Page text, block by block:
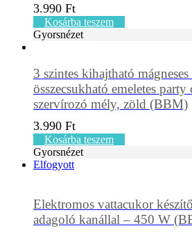
3.990 Ft
Kosárba teszem
Gyorsnézet
3 szintes kihajtható
összecsukható emeletes party
szervírozó mély, zöld (BBM)
3.990 Ft
Kosárba teszem
Gyorsnézet
Elfogyott
Elektromos vattacukor
adagoló kanállal – 450 W